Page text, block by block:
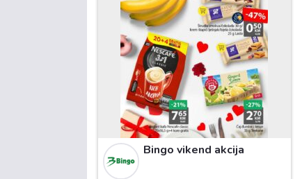
Bingo vikend akcija